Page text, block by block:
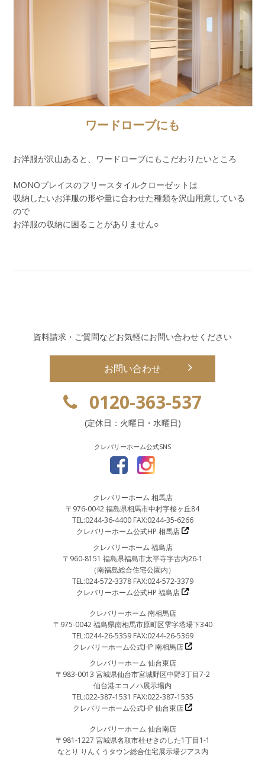
ワードローブにも
お洋服が沢山あると、ワードローブにもこだわりたいところ
MONOプレイスのフリースタイルクローゼットは
収納したいお洋服の形や量に合わせた種類を沢山用意している
ので
お洋服の収納に困ることがありません○
資料請求・ご質問などお気軽にお問い合わせください
お問い合わせ
0120-363-537
(定休日：火曜日・水曜日)
クレバリーホーム公式SNS
クレバリーホーム 相馬店
〒976-0042 福島県相馬市中村字桜ヶ丘84
TEL:0244-36-4400 FAX:0244-35-6266
クレバリーホーム公式HP 相馬店
クレバリーホーム 福島店
〒960-8151 福島県福島市太平寺字古内26-1
（南福島総合住宅公園内）
TEL:024-572-3378 FAX:024-572-3379
クレバリーホーム公式HP 福島店
クレバリーホーム 南相馬店
〒975-0042 福島県南相馬市原町区雫字塔場下340
TEL:0244-26-5359 FAX:0244-26-5369
クレバリーホーム公式HP 南相馬店
クレバリーホーム 仙台東店
〒983-0013 宮城県仙台市宮城野区中野3丁目7-2
仙台港エコノハ展示場内
TEL:022-387-1531 FAX:022-387-1535
クレバリーホーム公式HP 仙台東店
クレバリーホーム 仙台南店
〒981-1227 宮城県名取市杜せきのした1丁目1-1
なとり りんくうタウン総合住宅展示場ジアス内